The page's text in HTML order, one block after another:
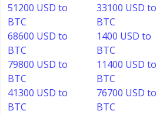
51200 USD to
BTC
33100 USD to
BTC
68600 USD to
BTC
1400 USD to
BTC
79800 USD to
BTC
11400 USD to
BTC
41300 USD to
BTC
76700 USD to
BTC